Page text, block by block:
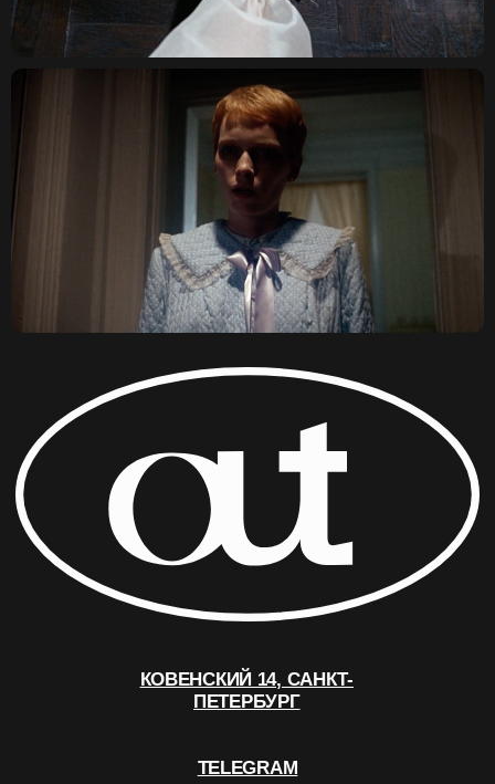
ИП ЛЕОНОВ ЛЕОНИД ДЕНИСОВИЧ
ОГРНИП 315784700216150
ИНН 780251283548
ПО ВОПРОСАМ СОТРУДНИЧЕСТВА И ПРОКАТА:
OUTCINEMA@YANDEX.RU
КОНФИДЕНЦИАЛЬНОСТЬ
ДОГОВОР ОФЕРТЫ
TELEGRAM
ДИЗАЙН —NAAU